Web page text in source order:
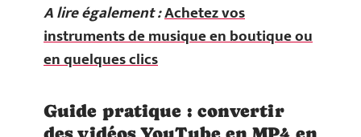
A lire également :Achetez vos
instruments de musique en boutique ou
en quelques clics
Guide pratique : convertir